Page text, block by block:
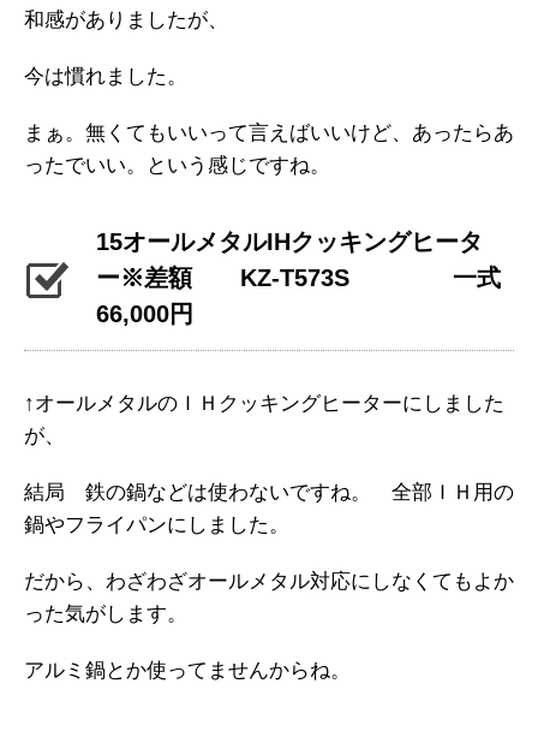
和感がありましたが、
今は慣れました。
まぁ。無くてもいいって言えばいいけど、あったらあ
ったでいい。という感じですね。
15オールメタルIHクッキングヒータ
ー※差額 KZ-T573S 一式
66,000円
↑オールメタルのＩＨクッキングヒーターにしました
が、
結局 鉄の鍋などは使わないですね。 全部ＩＨ用の
鍋やフライパンにしました。
だから、わざわざオールメタル対応にしなくてもよか
った気がします。
アルミ鍋とか使ってませんからね。